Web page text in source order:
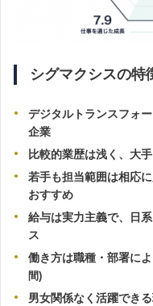
シグマクシスの特
デジタルトランスフォ
企業
比較的業歴は浅く、大
若手も担当範囲は相応
おすすめ
給与は実力主義で、日
ス
働き方は職種・部署に
間)
男女関係なく活躍でき